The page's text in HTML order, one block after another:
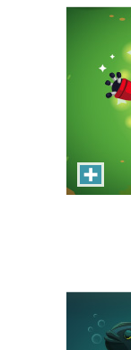
Help the
as it can